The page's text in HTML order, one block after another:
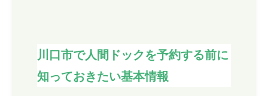
川口市で人間ドックを予約する前に
知っておきたい基本情報